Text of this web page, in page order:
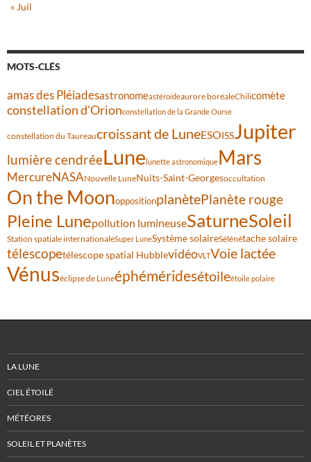
« Juil
MOTS-CLÉS
amas des Pléiadesastronomeastéroïdeaurore boréaleChilicomète
constellation d'Orionconstellation de la Grande Ourse
constellation du Taureaucroissant de LuneESOISSJupiter
lumière cendréeLune lunette astronomiqueMars
MercureNASANouvelle LuneNuits-Saint-Georgesoccultation
On the MoonoppositionplanètePlanète rouge
Pleine Lunepollution lumineuseSaturneSoleil
Station spatiale internationaleSuper LuneSystème solaireSélénétache solaire
télescopetélescope spatial HubblevidéoVLTVoie lactée
Vénuséclipse de Luneéphéméridesétoileétoile polaire
LA LUNE
CIEL ÉTOILÉ
MÉTÉORES
SOLEIL ET PLANÈTES